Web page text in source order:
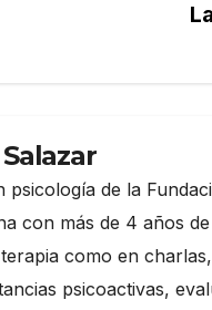
de la
con más de 4 años
como en
psicoactivas,